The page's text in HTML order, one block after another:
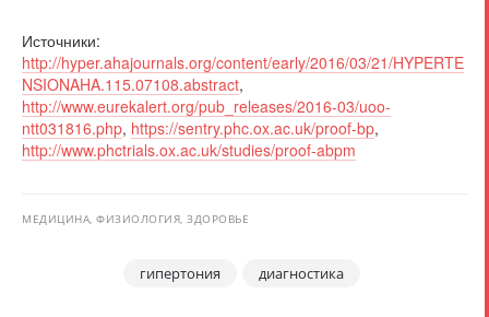
Источники:
http://hyper.ahajournals.org/content/early/2016/03/21/HYPERTE
NSIONAHA.115.07108.abstract,
http://www.eurekalert.org/pub_releases/2016-03/uoo-
ntt031816.php, https://sentry.phc.ox.ac.uk/proof-bp,
http://www.phctrials.ox.ac.uk/studies/proof-abpm
МЕДИЦИНА, ФИЗИОЛОГИЯ, ЗДОРОВЬЕ
гипертония диагностика